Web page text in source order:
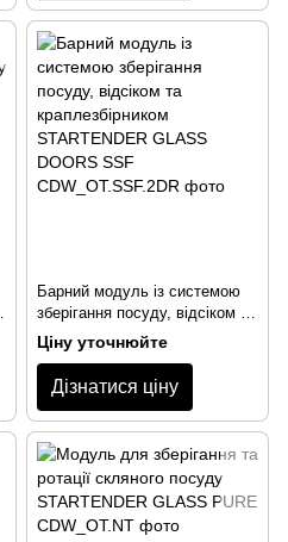
Барний модуль із системою
зберігання посуду, відсіком та
краплезбірником
STARTENDER GLASS DOORS
SSF
Ціну уточнюйте
Дізнатися ціну